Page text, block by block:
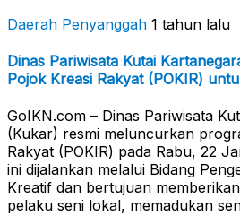
Daerah Penyanggah 1 tahun lalu
Dinas Pariwisata Kutai
Pojok Kreasi Rakyat (POKIR)
GoIKN.com – Dinas Pariwisata
(Kukar) resmi meluncurkan
Rakyat (POKIR) pada Rabu, 22
ini dijalankan melalui Bidang
Kreatif dan bertujuan
pelaku seni lokal, memadukan